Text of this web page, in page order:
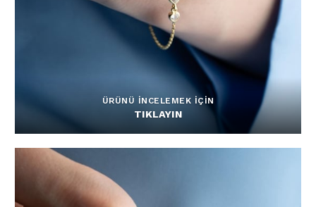
ÜRÜNÜ İNCELEMEK İÇİN
TIKLAYIN